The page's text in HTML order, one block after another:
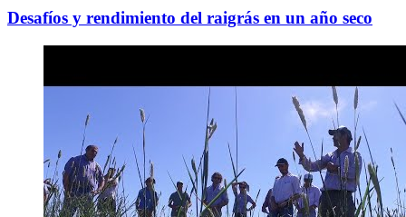
Desafíos y rendimiento del raigrás en un año seco